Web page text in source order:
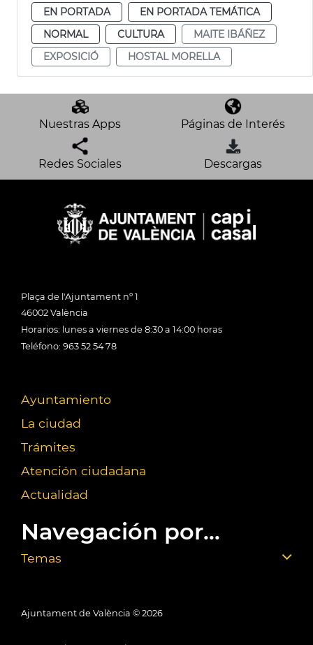
EN PORTADA
EN PORTADA TEMÁTICA
NORMAL
CULTURA
MAITE IBÁÑEZ
EXPOSICIÓ
HOSTAL MORELLA
Nuestras Apps Páginas de Interés
Redes Sociales Descargas
Plaça de l'Ajuntament nº 1
46002 València
Horarios: lunes a viernes de 8:30 a 14:00 horas
Teléfono: 963 52 54 78
Ayuntamiento
La ciudad
Trámites
Atención ciudadana
Actualidad
Navegación por...
Temas
Ajuntament de València © 2026